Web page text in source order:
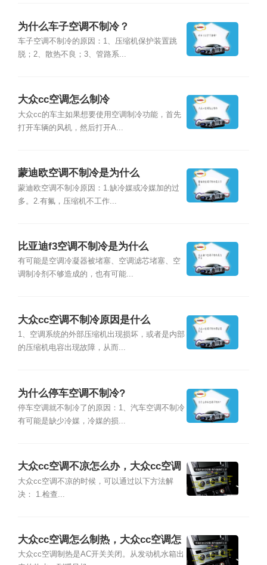
为什么车子空调不制冷？
车子空调不制冷的原因：1、压缩机保护装置跳
脱；2、散热不良；3、管路系...
大众cc空调怎么制冷
大众cc的车主如果想要使用空调制冷功能，首先
打开车辆的风机，然后打开A...
蒙迪欧空调不制冷是为什么
蒙迪欧空调不制冷原因：1.缺冷媒或冷媒加的过
多。2.有氟，压缩机不工作...
比亚迪f3空调不制冷是为什么
有可能是空调冷凝器被堵塞、空调滤芯堵塞、空
调制冷剂不够造成的，也有可能...
大众cc空调不制冷原因是什么
1、空调系统的外部压缩机出现损坏，或者是内部
的压缩机电容出现故障，从而...
为什么停车空调不制冷?
停车空调就不制冷了的原因：1、汽车空调不制冷
有可能是缺少冷媒，冷媒的损...
大众cc空调不凉怎么办，大众cc空调
不制冷原因
大众cc空调不凉的时候，可以通过以下方法解
决： 1.检查...
大众cc空调怎么制热，大众cc空调怎
么制冷
大众cc空调制热是AC开关关闭。从发动机水箱出